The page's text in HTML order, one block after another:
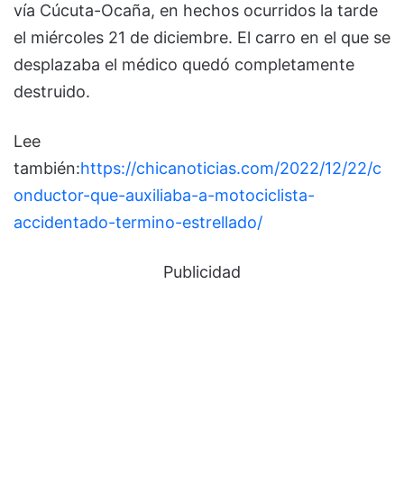
vía Cúcuta-Ocaña, en hechos ocurridos la tarde
el miércoles 21 de diciembre. El carro en el que se
desplazaba el médico quedó completamente
destruido.
Lee
también:https://chicanoticias.com/2022/12/22/c
onductor-que-auxiliaba-a-motociclista-
accidentado-termino-estrellado/
Publicidad